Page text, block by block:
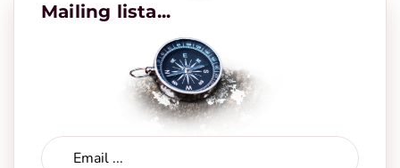
Mailing lista...